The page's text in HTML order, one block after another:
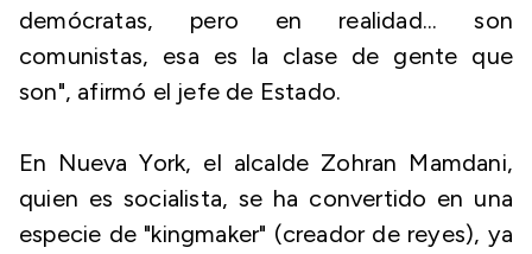
demócratas, pero en realidad... son
comunistas, esa es la clase de gente que
son", afirmó el jefe de Estado.
En Nueva York, el alcalde Zohran Mamdani,
quien es socialista, se ha convertido en una
especie de "kingmaker" (creador de reyes), ya